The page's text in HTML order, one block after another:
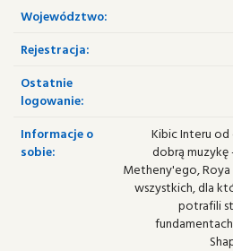
Województwo:
Rejestracja:
Ostatnie
logowanie:
Informacje o
sobie:
Kibic Interu od
dobrą
Metheny'ego, Roya
wszystkich, dla
potrafili